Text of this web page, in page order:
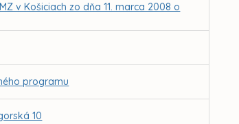
v Košiciach zo dňa 11. marca 2008 o
programu
10